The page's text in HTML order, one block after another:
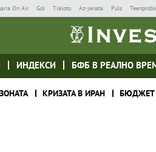
On Air Gol Tialoto Az-jenata Puls
ИНДЕКСИ БФБ В РЕАЛНО
КРИЗАТА В ИРАН БЮДЖЕТ